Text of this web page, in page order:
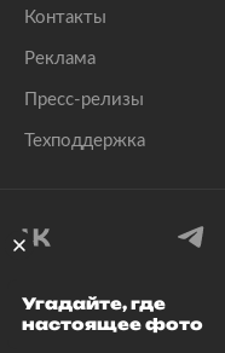
Контакты
Реклама
Пресс-релизы
Техподдержка
©
Угадайте, где
настоящее фото